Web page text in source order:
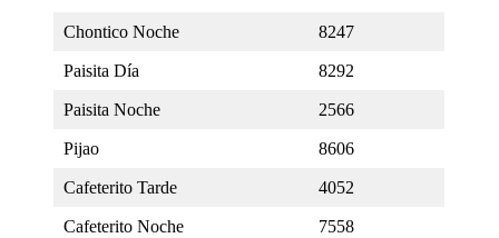
Chontico Noche 8247
Paisita Día 8292
Paisita Noche 2566
Pijao 8606
Cafeterito Tarde 4052
Cafeterito Noche 7558